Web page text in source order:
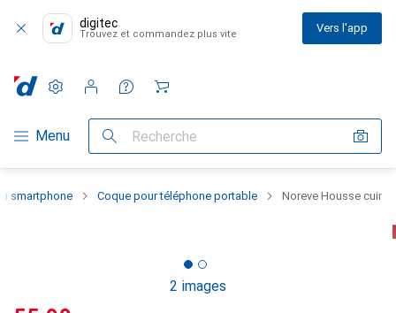
digitec
Trouvez et commandez plus vite Vers l'app
Navigation par catégorie
Menu Recherche
Paramètres
Compte client
Listes de comparaison
Listes d'envies
Panier
smartphone Coque pour téléphone portable Noreve Housse cuir
2 images